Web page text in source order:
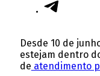
Desde 10 de
estejam dentro
de atendimento